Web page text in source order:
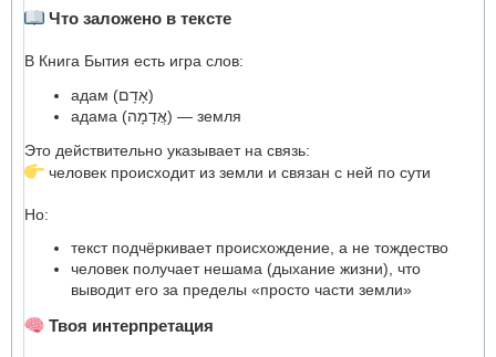
Что заложено в тексте
В Книга Бытия есть игра слов:
адам (אָדָם)
адама (אֲדָמָה) — земля
Это действительно указывает на связь:
человек происходит из земли и связан с ней по сути
Но:
текст подчёркивает происхождение, а не тождество
человек получает нешама (дыхание жизни), что
выводит его за пределы «просто части земли»
Твоя интерпретация